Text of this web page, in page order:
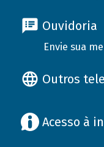
Ouvidoria
Envie sua
Outros
Acesso à